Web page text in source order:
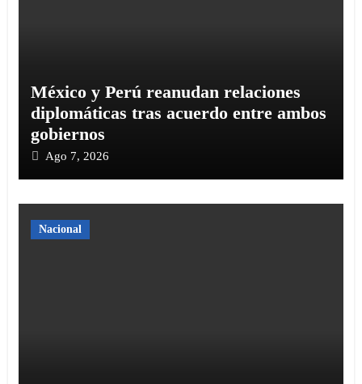
México y Perú reanudan relaciones
diplomáticas tras acuerdo entre ambos
gobiernos
Ago 7, 2026
Nacional